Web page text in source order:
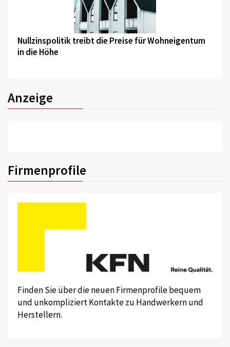
©
Nullzinspolitik treibt die Preise für Wohneigentum
in die Höhe
Anzeige
Firmenprofile
Finden Sie über die neuen Firmenprofile bequem
und unkompliziert Kontakte zu Handwerkern und
Herstellern.